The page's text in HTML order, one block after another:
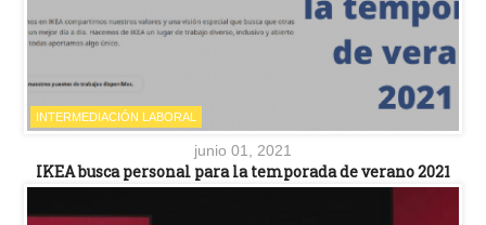
INTERMEDIACIÓN LABORAL
junio 01, 2021
IKEA busca personal para la temporada de verano 2021